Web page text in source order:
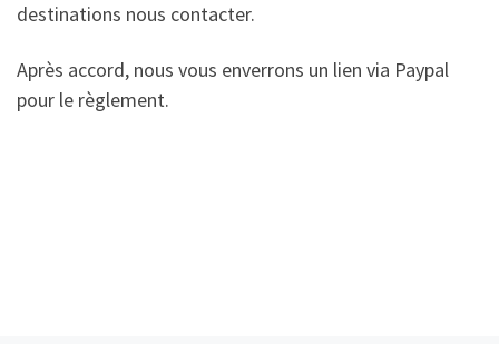
destinations nous contacter.
Après accord, nous vous enverrons un lien via Paypal
pour le règlement.